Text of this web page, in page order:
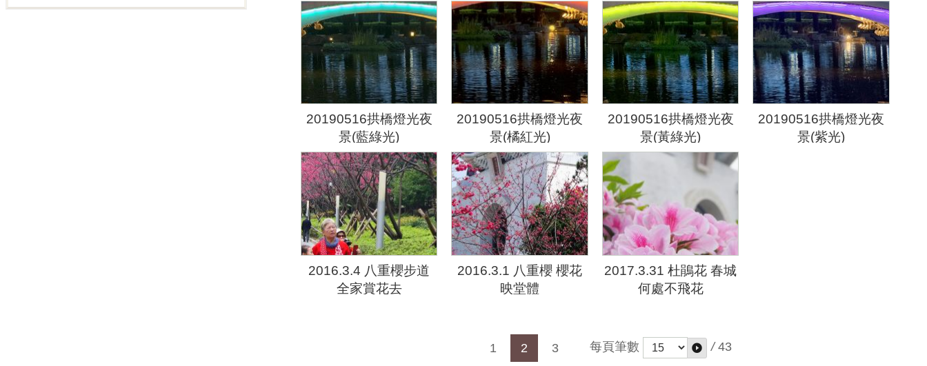
20190516拱橋燈光夜
景(藍綠光)
20190516拱橋燈光夜
景(橘紅光)
20190516拱橋燈光夜
景(黃綠光)
20190516拱橋燈光夜
景(紫光)
2016.3.4 八重櫻步道
全家賞花去
2016.3.1 八重櫻 櫻花
映堂體
2017.3.31 杜鵑花 春城
何處不飛花
1 2 3 每頁筆數 / 43